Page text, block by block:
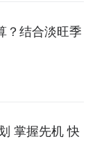
？结合淡旺季
掌握先机 快